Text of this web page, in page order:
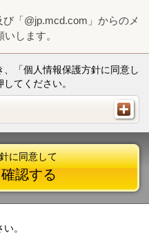
「@jp.mcd.com」からのメ
します。
「個人情報保護方針に同意し
てください。
に同意して
認する
。